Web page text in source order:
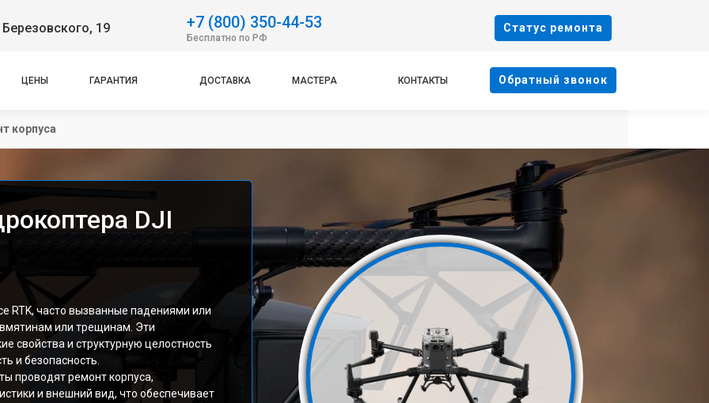
19 +7 (800) 350-44-53
Бесплатно по РФ
Cтатус ремонта
ЦЕНЫ ГАРАНТИЯ ДОСТАВКА МАСТЕРА КОНТАКТЫ Oбратный звонок
корпуса
DJI
RTK, часто вызванные падениями или
или трещинам. Эти
свойства и структурную целостность
и безопасность.
проводят ремонт корпуса,
и внешний вид, что обеспечивает